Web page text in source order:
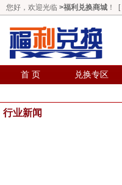
您好，欢迎光临 >福利兑换商城 ！ [
首 页 兑换专区
行业新闻